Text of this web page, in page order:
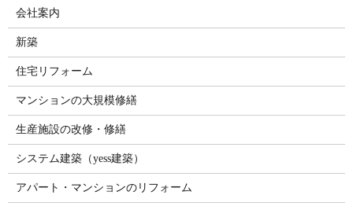
会社案内
新築
住宅リフォーム
マンションの大規模修繕
生産施設の改修・修繕
システム建築（yess建築）
アパート・マンションのリフォーム